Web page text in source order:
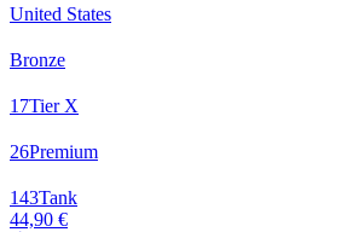
United States
Bronze
17Tier X
26Premium
143Tank
44,90 €